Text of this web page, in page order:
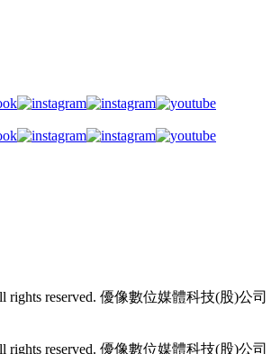
rights reserved. 優像數位媒體科技(股)公司
rights reserved. 優像數位媒體科技(股)公司